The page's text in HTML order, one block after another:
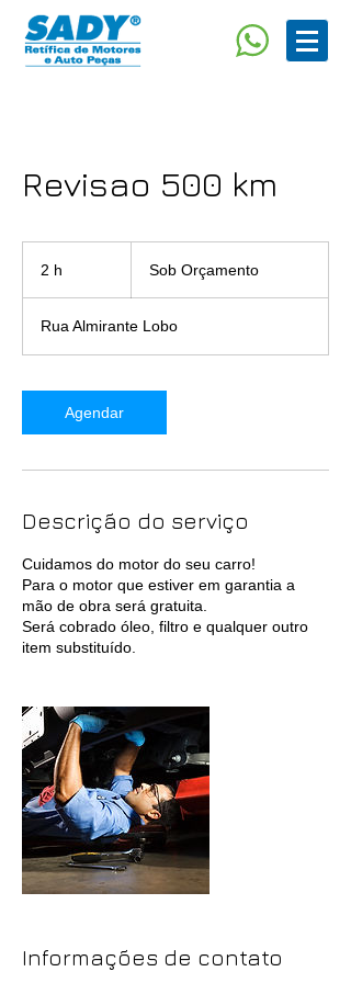
Revisao 500 km
2 h Sob Orçamento
Rua Almirante Lobo
Agendar
Descrição do serviço
Cuidamos do motor do seu carro!
Para o motor que estiver em garantia a
mão de obra será gratuita.
Será cobrado óleo, filtro e qualquer outro
item substituído.
Informações de contato